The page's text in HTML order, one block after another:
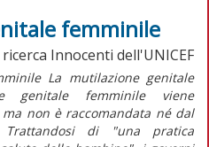
femminile
Innocenti dell'UNICEF
La mutilazione genitale
genitale femminile viene
non è raccomandata né dal
di "una pratica